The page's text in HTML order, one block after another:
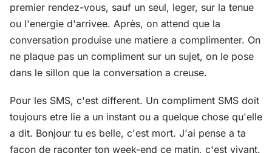
premier rendez-vous, sauf un seul, leger, sur la tenue
ou l'energie d'arrivee. Après, on attend que la
conversation produise une matiere a complimenter. On
ne plaque pas un compliment sur un sujet, on le pose
dans le sillon que la conversation a creuse.
Pour les SMS, c'est different. Un compliment SMS doit
toujours etre lie a un instant ou a quelque chose qu'elle
a dit. Bonjour tu es belle, c'est mort. J'ai pense a ta
facon de raconter ton week-end ce matin, c'est vivant.